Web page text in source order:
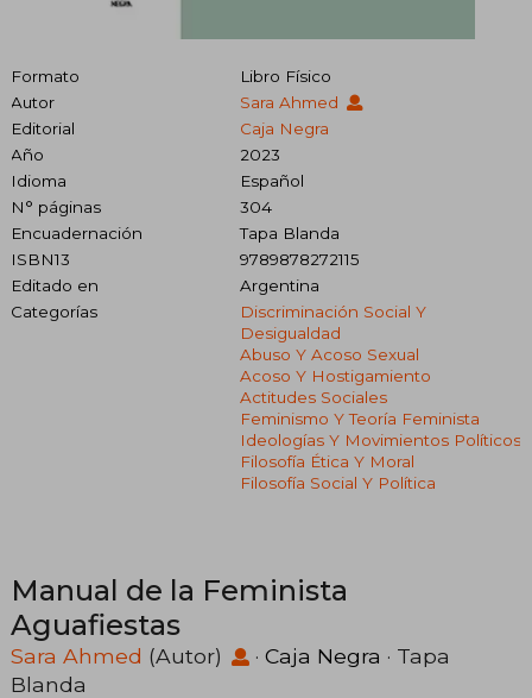
Formato
Libro Físico
Autor
Sara Ahmed
Editorial
Caja Negra
Año
2023
Idioma
Español
N° páginas
304
Encuadernación
Tapa Blanda
ISBN13
9789878272115
Editado en
Argentina
Categorías
Discriminación Social Y
Desigualdad
Abuso Y Acoso Sexual
Acoso Y Hostigamiento
Actitudes Sociales
Feminismo Y Teoría Feminista
Ideologías Y Movimientos Políticos
Filosofía Ética Y Moral
Filosofía Social Y Política
Manual de la Feminista
Aguafiestas
Sara Ahmed (Autor) · Caja Negra · Tapa
Blanda